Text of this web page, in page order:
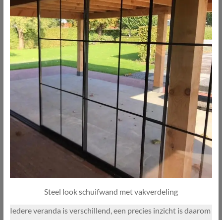
Steel look schuifwand met vakverdeling
Iedere veranda is verschillend, een precies inzicht is daarom